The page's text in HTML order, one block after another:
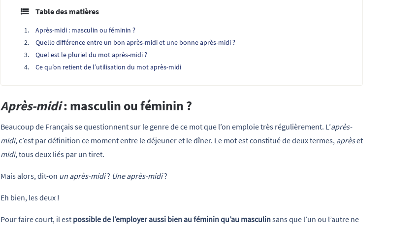
Table des matières
Après-midi : masculin ou féminin ?
Quelle différence entre un bon après-midi et une bonne après-midi ?
Quel est le pluriel du mot après-midi ?
Ce qu’on retient de l’utilisation du mot après-midi
Après-midi: masculin ou féminin ?
Beaucoup de Français se questionnent sur le genre de ce mot que l’on emploie très régulièrement. L’après-
midi, c’est par définition ce moment entre le déjeuner et le dîner. Le mot est constitué de deux termes, aprèset
midi, tous deux liés par un tiret.
Mais alors, dit-on un après-midi? Une après-midi?
Eh bien, les deux !
Pour faire court, il est possible de l’employer aussi bien au féminin qu’au masculinsans que l’un ou l’autre ne